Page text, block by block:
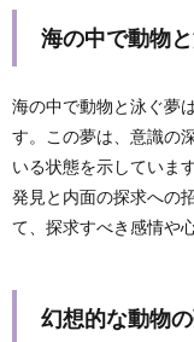
海の中で動物
海の中で動物と泳ぐ夢は
す。この夢は、意識の
いる状態を示していま
発見と内面の探求への
て、探求すべき感情や
幻想的な動物